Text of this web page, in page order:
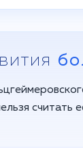
считать